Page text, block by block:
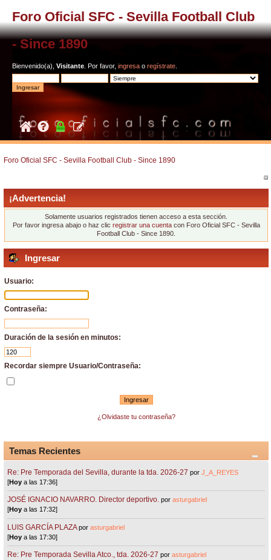
Foro Oficial SFC - Sevilla Football Club
- Since 1890
Bienvenido(a), Visitante . Por favor, ingresa o regístrate
Foro Oficial SFC - Sevilla Football Club - Since 1890
¡Advertencia!
Solamente usuarios registrados tienen acceso a esta sección.
Por favor ingresa abajo o haz clic registrar una cuentacon Foro Oficial SFC - Sevilla
Football Club - Since 1890.
Ingresar
Usuario:
Contraseña:
Duración de la sesión en minutos:
Recordar siempre Usuario/Contraseña:
¿Olvidaste tu contraseña?
Temas Recientes
Re: Pre Temporada del Sevilla, durante la tda. 2026-27 porJ_A_REYES
[Hoy a las 17:36]
JOSÉ IGNACIO NAVARRO. Director deportivo. porasturgabriel
[Hoy a las 17:32]
LUIS GARCÍA PLAZA porasturgabriel
[Hoy a las 17:30]
Re: Pre Temporada Sevilla Atco., tda. 2026-27 porasturgabriel